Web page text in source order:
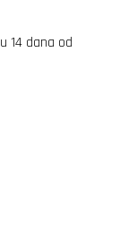
14 dana od